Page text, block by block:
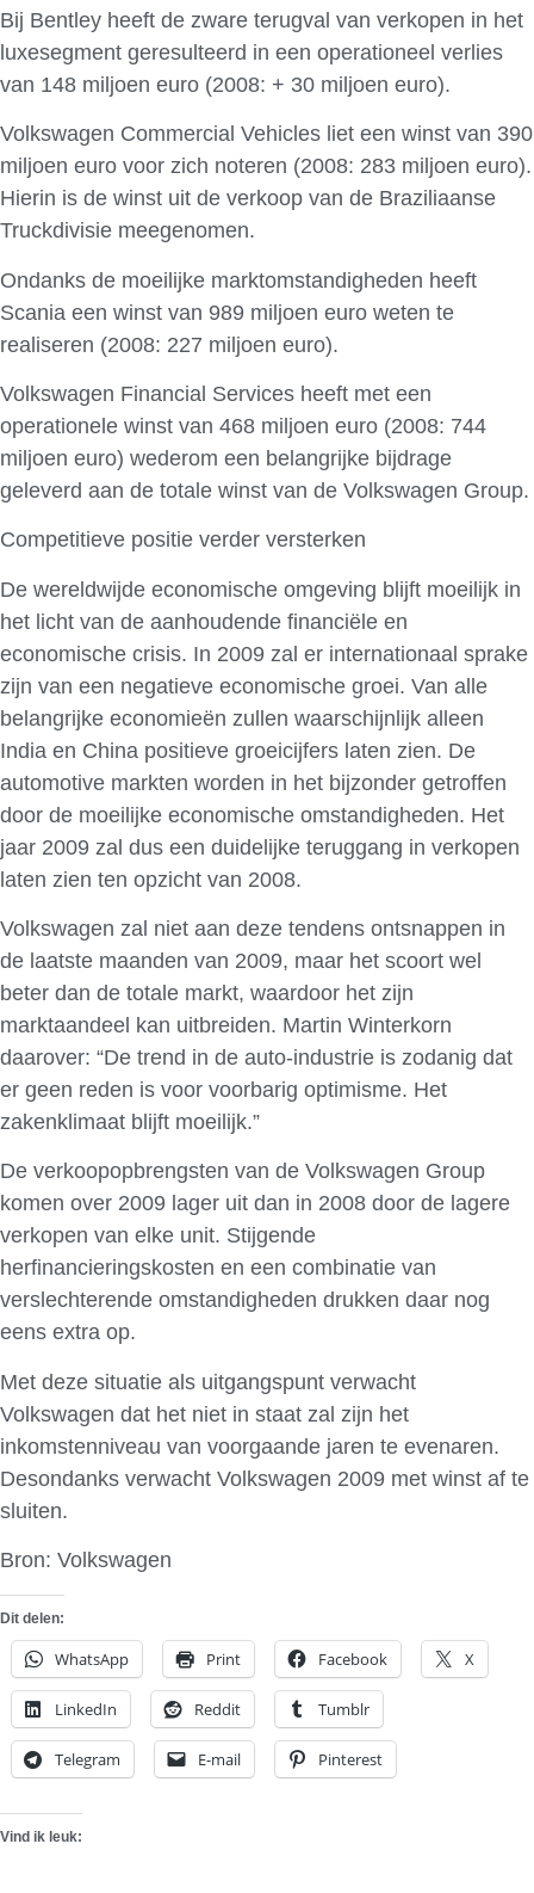
Bij Bentley heeft de zware terugval van verkopen in het
luxesegment geresulteerd in een operationeel verlies
van 148 miljoen euro (2008: + 30 miljoen euro).
Volkswagen Commercial Vehicles liet een winst van 390
miljoen euro voor zich noteren (2008: 283 miljoen euro).
Hierin is de winst uit de verkoop van de Braziliaanse
Truckdivisie meegenomen.
Ondanks de moeilijke marktomstandigheden heeft
Scania een winst van 989 miljoen euro weten te
realiseren (2008: 227 miljoen euro).
Volkswagen Financial Services heeft met een
operationele winst van 468 miljoen euro (2008: 744
miljoen euro) wederom een belangrijke bijdrage
geleverd aan de totale winst van de Volkswagen Group.
Competitieve positie verder versterken
De wereldwijde economische omgeving blijft moeilijk in
het licht van de aanhoudende financiële en
economische crisis. In 2009 zal er internationaal sprake
zijn van een negatieve economische groei. Van alle
belangrijke economieën zullen waarschijnlijk alleen
India en China positieve groeicijfers laten zien. De
automotive markten worden in het bijzonder getroffen
door de moeilijke economische omstandigheden. Het
jaar 2009 zal dus een duidelijke teruggang in verkopen
laten zien ten opzicht van 2008.
Volkswagen zal niet aan deze tendens ontsnappen in
de laatste maanden van 2009, maar het scoort wel
beter dan de totale markt, waardoor het zijn
marktaandeel kan uitbreiden. Martin Winterkorn
daarover: “De trend in de auto-industrie is zodanig dat
er geen reden is voor voorbarig optimisme. Het
zakenklimaat blijft moeilijk.”
De verkoopopbrengsten van de Volkswagen Group
komen over 2009 lager uit dan in 2008 door de lagere
verkopen van elke unit. Stijgende
herfinancieringskosten en een combinatie van
verslechterende omstandigheden drukken daar nog
eens extra op.
Met deze situatie als uitgangspunt verwacht
Volkswagen dat het niet in staat zal zijn het
inkomstenniveau van voorgaande jaren te evenaren.
Desondanks verwacht Volkswagen 2009 met winst af te
sluiten.
Bron: Volkswagen
Dit delen:
WhatsApp Print Facebook X
LinkedIn Reddit Tumblr
Telegram E-mail Pinterest
Vind ik leuk: